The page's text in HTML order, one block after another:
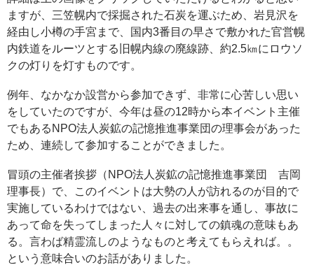
ますが、三笠幌内で採掘された石炭を運ぶため、岩見沢を
経由し小樽の手宮まで、国内3番目の早さで敷かれた官営幌
内鉄道をルーツとする旧幌内線の廃線跡、約2.5㎞にロウソ
クの灯りを灯すものです。
例年、なかなか設営から参加できず、非常に心苦しい思い
をしていたのですが、今年は昼の12時から本イベント主催
でもあるNPO法人炭鉱の記憶推進事業団の理事会があった
ため、連続して参加することができました。
冒頭の主催者挨拶（NPO法人炭鉱の記憶推進事業団 吉岡
理事長）で、このイベントは大勢の人が訪れるのが目的で
実施しているわけではない、過去の出来事を通し、事故に
あって命を失ってしまった人々に対しての鎮魂の意味もあ
る。言わば精霊流しのようなものと考えてもらえれば。。
という意味合いのお話がありました。